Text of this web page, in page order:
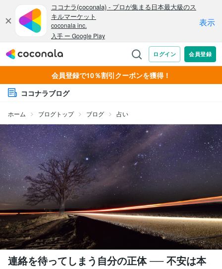
会員登録で10％割引クーポンを獲得！
ココナラブログ
ホーム ブログトップ ブログ 占い
連絡を待ってしまう自分の正体 ── 不安は本